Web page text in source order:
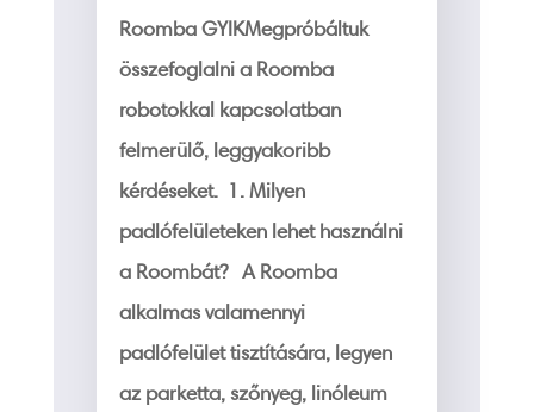
Roomba GYIKMegpróbáltuk
összefoglalni a Roomba
robotokkal kapcsolatban
felmerülő, leggyakoribb
kérdéseket. 1. Milyen
padlófelületeken lehet használni
a Roombát? A Roomba
alkalmas valamennyi
padlófelület tisztítására, legyen
az parketta, szőnyeg, linóleum